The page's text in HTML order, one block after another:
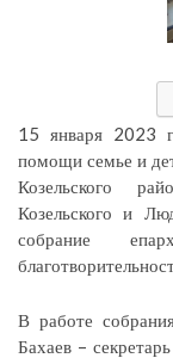
15 января 2023
помощи семье и
Козельского
Козельского и
собрание
В работе
Бахаев –